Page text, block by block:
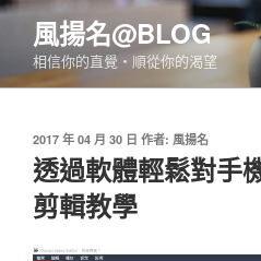
跳
要
風揚名@BLOG
相信你的直覺‧順從你的渴望
發
佈
於
2017 年 04 月 30 日 作者: 風揚名
透過軟體輕鬆對手
剪輯教學